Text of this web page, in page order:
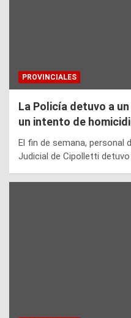
PROVINCIALES
La Policía detuvo a
un intento de
El fin de semana, personal
Judicial de Cipolletti